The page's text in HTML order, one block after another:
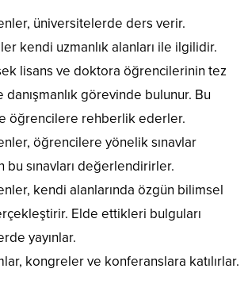
üniversitelerde ders verir.
kendi uzmanlık alanları ile ilgilidir.
lisans ve doktora öğrencilerinin tez
görevinde bulunur. Bu
öğrencilere rehberlik ederler.
öğrencilere yönelik sınavlar
bu sınavları değerlendirirler.
kendi alanlarında özgün bilimsel
Elde ettikleri bulguları
yayınlar.
kongreler ve konferanslara katılırlar.